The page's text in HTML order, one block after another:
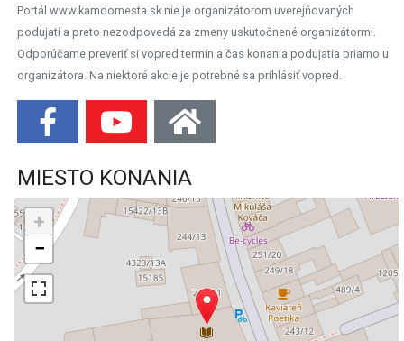
Portál www.kamdomesta.sk nie je organizátorom uverejňovaných
podujatí a preto nezodpovedá za zmeny uskutočnené organizátormi.
Odporúčame preveriť si vopred termín a čas konania podujatia priamo u
organizátora. Na niektoré akcie je potrebné sa prihlásiť vopred.
MIESTO KONANIA
+
−